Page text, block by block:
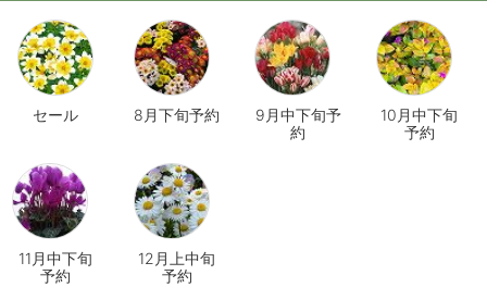
セール 8月下旬予約
9月中下旬予
約
10月中下旬
予約
11月中下旬
予約
12月上中旬
予約